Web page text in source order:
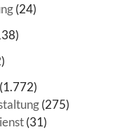
(24)
(1.772)
(275)
(31)